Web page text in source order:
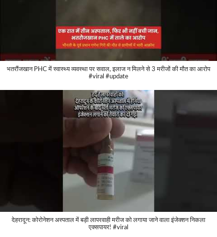
भतरौंजखान PHC में स्वास्थ्य व्यवस्था पर सवाल, इलाज न मिलने से 3 मरीजों की मौत का आरोप
#viral #update
देहरादून: कोरोनेशन अस्पताल में बड़ी लापरवाही मरीज को लगाया जाने वाला इंजेक्शन निकला
एक्सपायर! #viral